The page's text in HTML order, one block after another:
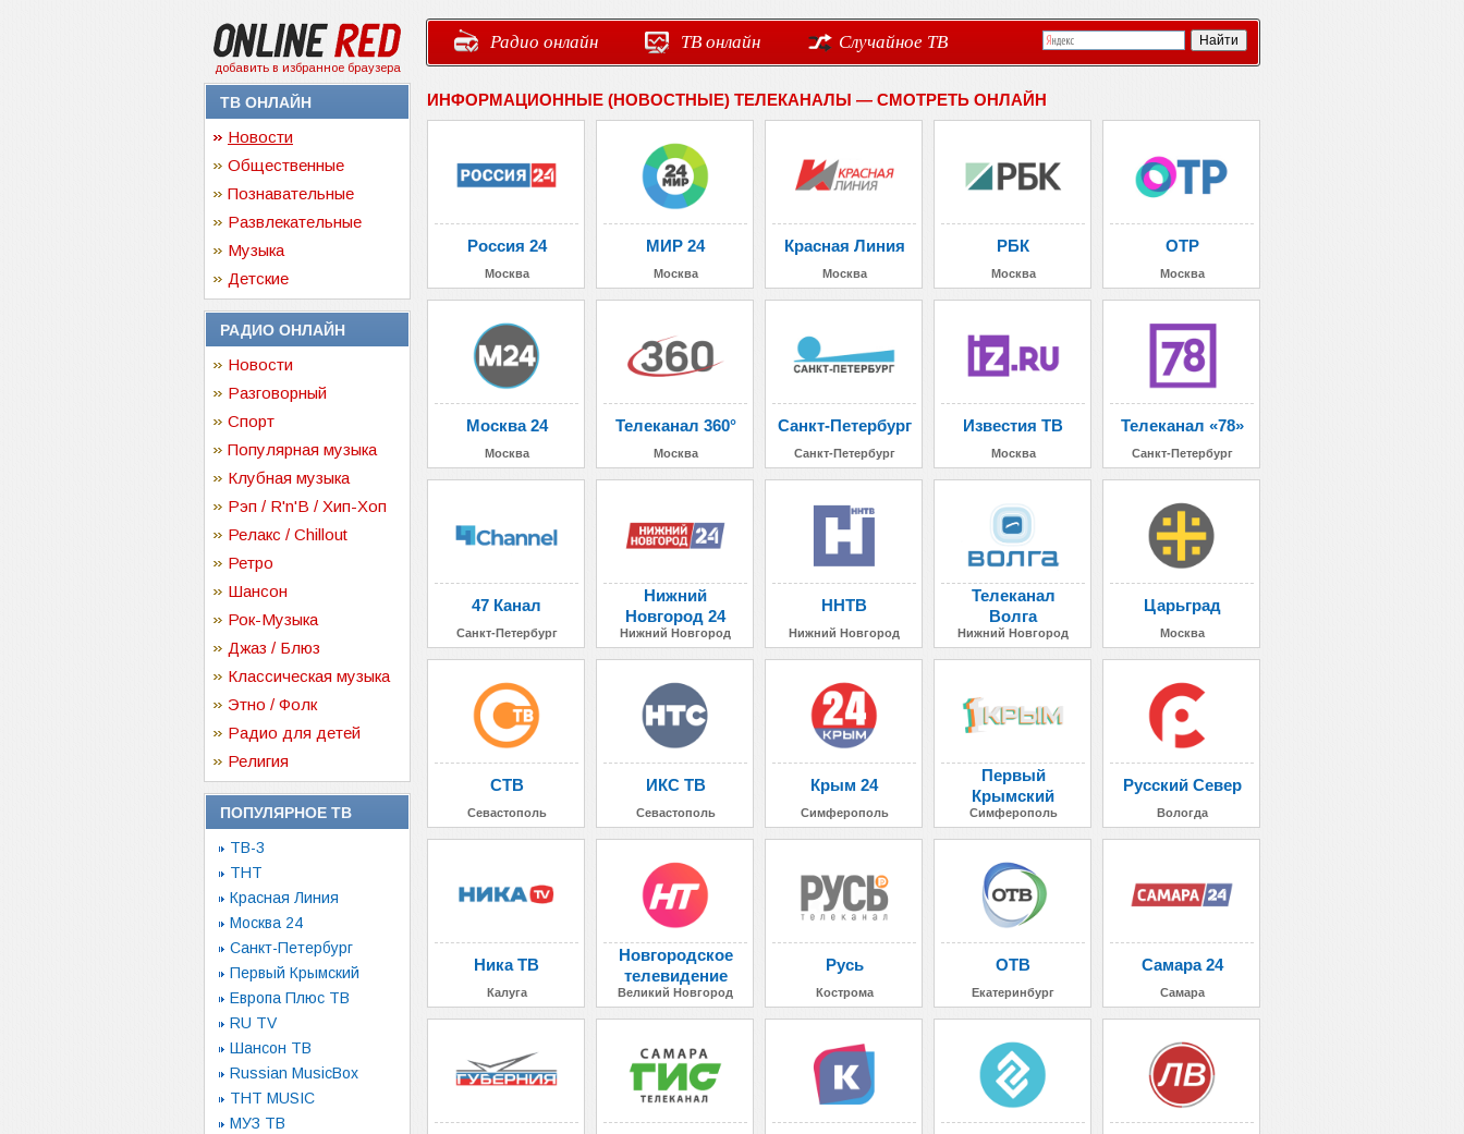
добавить в избранное браузера
Радио онлайн ТВ онлайн Случайное ТВ
ТВ ОНЛАЙН
Новости
Общественные
Познавательные
Развлекательные
Музыка
Детские
РАДИО ОНЛАЙН
Новости
Разговорный
Спорт
Популярная музыка
Клубная музыка
Рэп / R'n'B / Хип-Хоп
Релакс / Chillout
Ретро
Шансон
Рок-Музыка
Джаз / Блюз
Классическая музыка
Этно / Фолк
Радио для детей
Религия
ПОПУЛЯРНОЕ ТВ
ТВ-3
ТНТ
Красная Линия
Москва 24
Санкт-Петербург
Первый Крымский
Европа Плюс ТВ
RU TV
Шансон ТВ
Russian MusicBox
ТНТ MUSIC
МУЗ ТВ
ИНФОРМАЦИОННЫЕ (НОВОСТНЫЕ) ТЕЛЕКАНАЛЫ — СМОТРЕТЬ ОНЛАЙН
Россия 24
Москва
МИР 24
Москва
Красная Линия
Москва
РБК
Москва
ОТР
Москва
Москва 24
Москва
Телеканал 360°
Москва
Санкт-Петербург
Санкт-Петербург
Известия ТВ
Москва
Телеканал «78»
Санкт-Петербург
47 Канал
Санкт-Петербург
Нижний
Новгород 24
Нижний Новгород
ННТВ
Нижний Новгород
Телеканал
Волга
Нижний Новгород
Царьград
Москва
СТВ
Севастополь
ИКС ТВ
Севастополь
Крым 24
Симферополь
Первый
Крымский
Симферополь
Русский Север
Вологда
Ника ТВ
Калуга
Новгородское
телевидение
Великий Новгород
Русь
Кострома
ОТВ
Екатеринбург
Самара 24
Самара